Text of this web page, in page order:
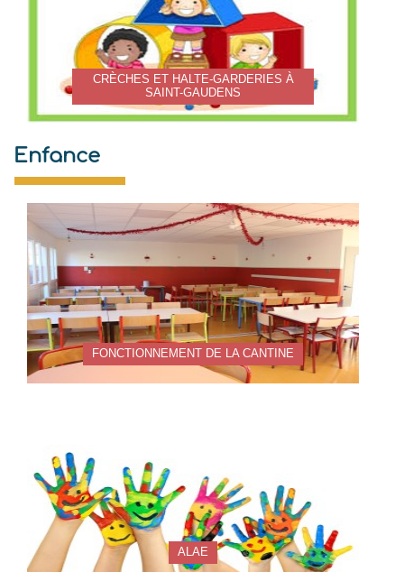
CRÈCHES ET HALTE-GARDERIES À
SAINT-GAUDENS
Enfance
FONCTIONNEMENT DE LA CANTINE
ALAE